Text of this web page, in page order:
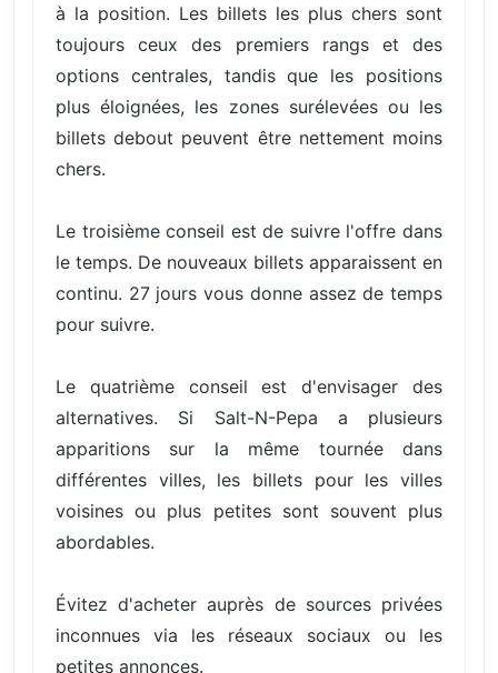
à la position. Les billets les plus chers sont
toujours ceux des premiers rangs et des
options centrales, tandis que les positions
plus éloignées, les zones surélevées ou les
billets debout peuvent être nettement moins
chers.
Le troisième conseil est de suivre l'offre dans
le temps. De nouveaux billets apparaissent en
continu. 27 jours vous donne assez de temps
pour suivre.
Le quatrième conseil est d'envisager des
alternatives. Si Salt-N-Pepa a plusieurs
apparitions sur la même tournée dans
différentes villes, les billets pour les villes
voisines ou plus petites sont souvent plus
abordables.
Évitez d'acheter auprès de sources privées
inconnues via les réseaux sociaux ou les
petites annonces.